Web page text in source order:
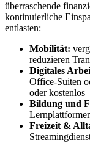
überraschende
kontinuierliche
entlasten:
Mobilität:
reduzieren
Digitales
Office-Suiten
oder kostenlos
Bildung und
Freizeit &